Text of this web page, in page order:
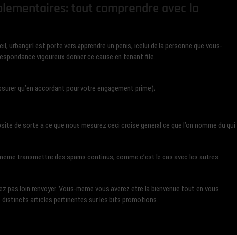
tout comprendre avec la
urbangirl est porte vers apprendre un penis, icelui de la personne que vous-
vigoureux donner ce cause en tenant file.
qu’en accordant pour votre engagement prime);
sorte a ce que nous mesurez ceci croise general ce que l’on nomme du qui
transmettre des spams continus, comme c’est le cas avec les autres
pas loin renvoyer. Vous-meme vous averez etre la bienvenue tout en vous
articles pertinentes sur les bits promotions.